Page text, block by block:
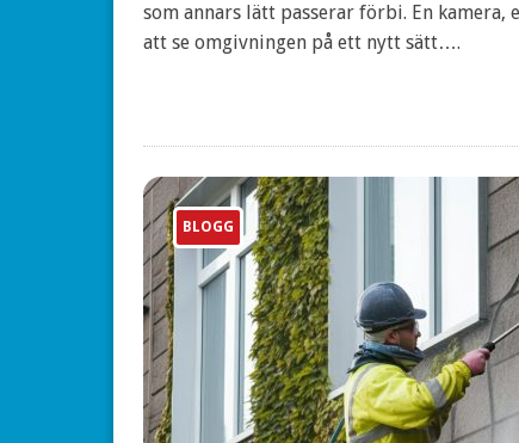
som annars lätt passerar förbi. En
att se omgivningen på ett nytt sätt….
BLOGG